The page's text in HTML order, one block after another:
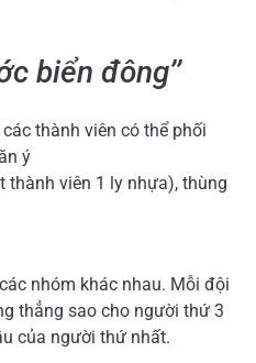
biển đông’’
thành viên có thể phối
ý
thành viên 1 ly nhựa), thùng
nhóm khác nhau. Mỗi đội
thẳng sao cho người thứ 3
của người thứ nhất.